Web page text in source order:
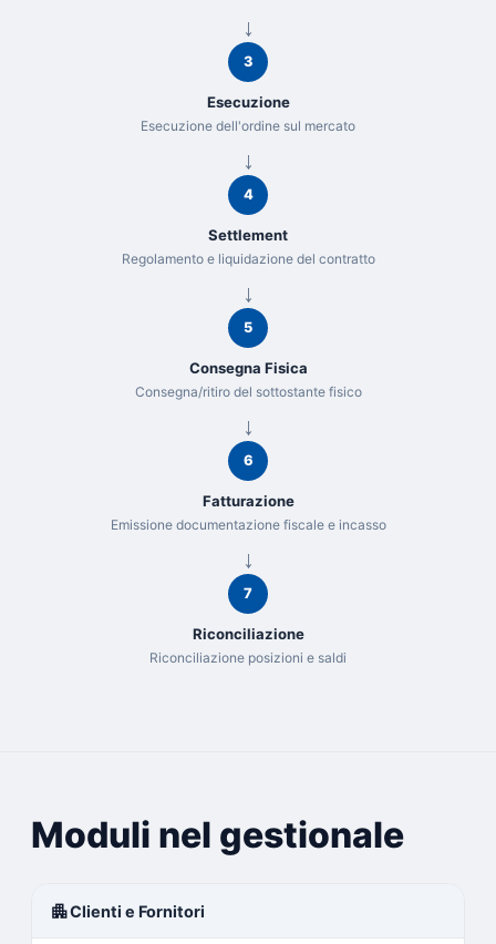
3
Esecuzione
Esecuzione dell'ordine sul mercato
4
Settlement
Regolamento e liquidazione del contratto
5
Consegna Fisica
Consegna/ritiro del sottostante fisico
6
Fatturazione
Emissione documentazione fiscale e incasso
7
Riconciliazione
Riconciliazione posizioni e saldi
Moduli nel gestionale
apartmentClienti e Fornitori